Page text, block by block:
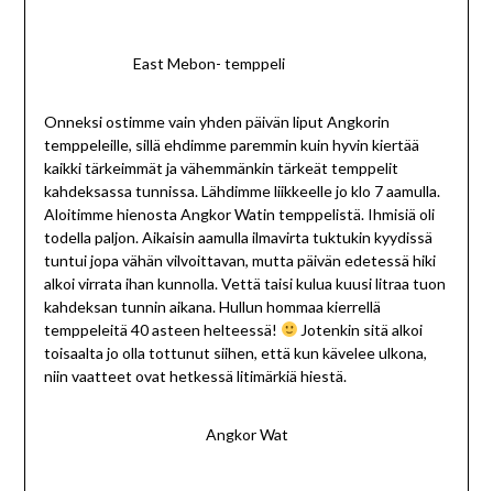
East Mebon- temppeli
Onneksi ostimme vain yhden päivän liput Angkorin
temppeleille, sillä ehdimme paremmin kuin hyvin kiertää
kaikki tärkeimmät ja vähemmänkin tärkeät temppelit
kahdeksassa tunnissa. Lähdimme liikkeelle jo klo 7 aamulla.
Aloitimme hienosta Angkor Watin temppelistä. Ihmisiä oli
todella paljon. Aikaisin aamulla ilmavirta tuktukin kyydissä
tuntui jopa vähän vilvoittavan, mutta päivän edetessä hiki
alkoi virrata ihan kunnolla. Vettä taisi kulua kuusi litraa tuon
kahdeksan tunnin aikana. Hullun hommaa kierrellä
temppeleitä 40 asteen helteessä!
Jotenkin sitä alkoi
toisaalta jo olla tottunut siihen, että kun kävelee ulkona,
niin vaatteet ovat hetkessä litimärkiä hiestä.
Angkor Wat